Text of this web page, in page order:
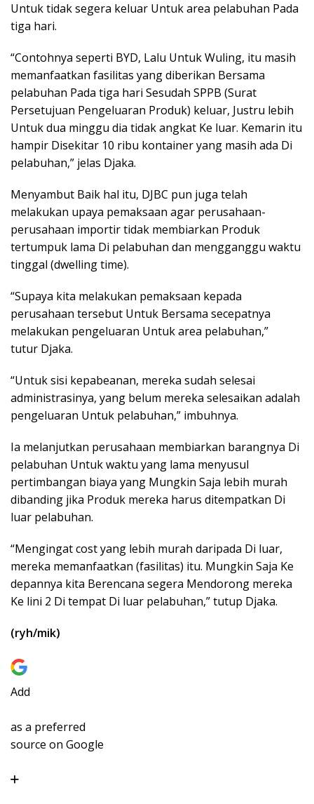
Untuk tidak segera keluar Untuk area pelabuhan Pada
tiga hari.
“Contohnya seperti BYD, Lalu Untuk Wuling, itu masih
memanfaatkan fasilitas yang diberikan Bersama
pelabuhan Pada tiga hari Sesudah SPPB (Surat
Persetujuan Pengeluaran Produk) keluar, Justru lebih
Untuk dua minggu dia tidak angkat Ke luar. Kemarin itu
hampir Disekitar 10 ribu kontainer yang masih ada Di
pelabuhan,” jelas Djaka.
Menyambut Baik hal itu, DJBC pun juga telah
melakukan upaya pemaksaan agar perusahaan-
perusahaan importir tidak membiarkan Produk
tertumpuk lama Di pelabuhan dan mengganggu waktu
tinggal (dwelling time).
“Supaya kita melakukan pemaksaan kepada
perusahaan tersebut Untuk Bersama secepatnya
melakukan pengeluaran Untuk area pelabuhan,”
tutur Djaka.
“Untuk sisi kepabeanan, mereka sudah selesai
administrasinya, yang belum mereka selesaikan adalah
pengeluaran Untuk pelabuhan,” imbuhnya.
Ia melanjutkan perusahaan membiarkan barangnya Di
pelabuhan Untuk waktu yang lama menyusul
pertimbangan biaya yang Mungkin Saja lebih murah
dibanding jika Produk mereka harus ditempatkan Di
luar pelabuhan.
“Mengingat cost yang lebih murah daripada Di luar,
mereka memanfaatkan (fasilitas) itu. Mungkin Saja Ke
depannya kita Berencana segera Mendorong mereka
Ke lini 2 Di tempat Di luar pelabuhan,” tutup Djaka.
(ryh/mik)
Add
as a preferred
source on Google